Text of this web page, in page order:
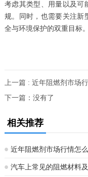
考虑其类型、用量以及可
规。同时，也需要关注新
全与环境保护的双重目标。
上一篇 : 近年阻燃剂市场
下一篇：没有了
相关推荐
近年阻燃剂市场行情怎
汽车上常见的阻燃材料